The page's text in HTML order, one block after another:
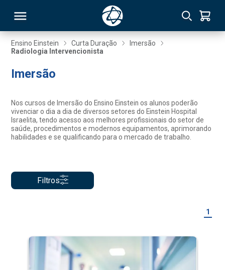
Ensino Einstein Curta Duração
Imersão
Radiologia Intervencionista
Imersão
Nos cursos de Imersão do Ensino Einstein os alunos poderão
vivenciar o dia a dia de diversos setores do Einstein Hospital
Israelita, tendo acesso aos melhores profissionais do setor de
saúde, procedimentos e modernos equipamentos, aprimorando
habilidades e se qualificando para o mercado de trabalho.
Filtros
1